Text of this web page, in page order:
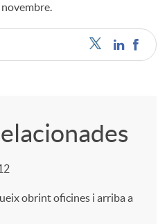
obrint oficines i arriba a